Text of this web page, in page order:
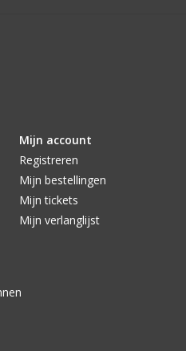
Mijn account
Registreren
Mijn bestellingen
Mijn tickets
Mijn verlanglijst